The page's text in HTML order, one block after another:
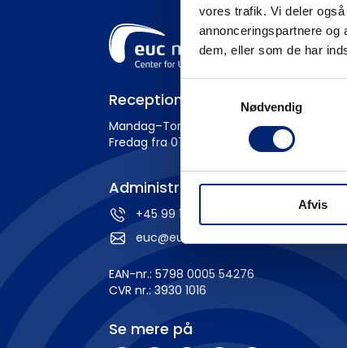
vores trafik. Vi deler
annonceringspartnere og
dem, eller som de har
Nødvendig
Afvis
Receptionens åbningstider
Mandag–Torsdag fra 07:30–15:30
Fredag fra 07:30–14:00
Administration
+45 99 19 19 19
euc@eucnordvest.dk
EAN-nr.: 5798 0005 54276
CVR nr.: 3930 1016
Se mere på